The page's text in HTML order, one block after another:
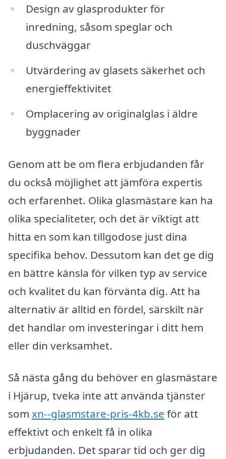
Design av glasprodukter för
inredning, såsom speglar och
duschväggar
Utvärdering av glasets säkerhet och
energieffektivitet
Omplacering av originalglas i äldre
byggnader
Genom att be om flera erbjudanden får
du också möjlighet att jämföra expertis
och erfarenhet. Olika glasmästare kan ha
olika specialiteter, och det är viktigt att
hitta en som kan tillgodose just dina
specifika behov. Dessutom kan det ge dig
en bättre känsla för vilken typ av service
och kvalitet du kan förvänta dig. Att ha
alternativ är alltid en fördel, särskilt när
det handlar om investeringar i ditt hem
eller din verksamhet.
Så nästa gång du behöver en glasmästare
i Hjärup, tveka inte att använda tjänster
som xn--glasmstare-pris-4kb.se för att
effektivt och enkelt få in olika
erbjudanden. Det sparar tid och ger dig